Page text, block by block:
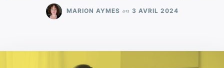
MARION AYMES on 3 AVRIL 2024